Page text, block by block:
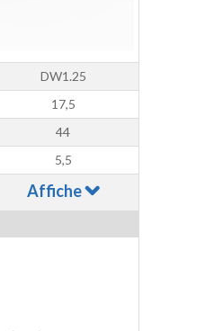
DW1.25
17,5
44
5,5
Affiche